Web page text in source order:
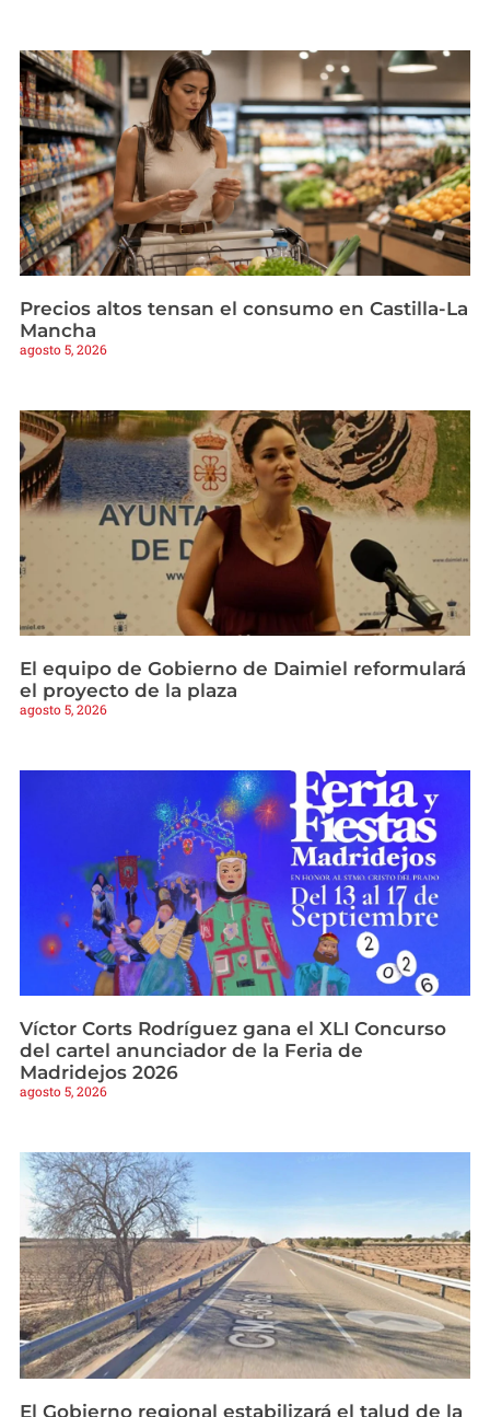
Precios altos tensan el consumo en Castilla-La
Mancha
agosto 5, 2026
El equipo de Gobierno de Daimiel reformulará
el proyecto de la plaza
agosto 5, 2026
Víctor Corts Rodríguez gana el XLI Concurso
del cartel anunciador de la Feria de
Madridejos 2026
agosto 5, 2026
El Gobierno regional estabilizará el talud de la